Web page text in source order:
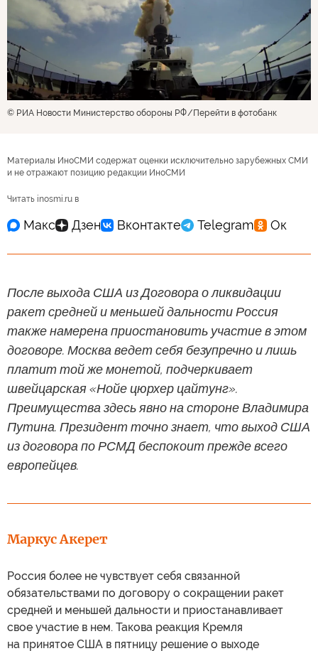
© РИА Новости Министерство обороны РФ Перейти в фотобанк
Материалы ИноСМИ содержат оценки исключительно зарубежных СМИ
и не отражают позицию редакции ИноСМИ
Читать inosmi.ru в
После выхода США из Договора о ликвидации
ракет средней и меньшей дальности Россия
также намерена приостановить участие в этом
договоре. Москва ведет себя безупречно и лишь
платит той же монетой, подчеркивает
швейцарская «Нойе цюрхер цайтунг».
Преимущества здесь явно на стороне Владимира
Путина. Президент точно знает, что выход США
из договора по РСМД беспокоит прежде всего
европейцев.
Маркус Акерет
Россия более не чувствует себя связанной
обязательствами по договору о сокращении ракет
средней и меньшей дальности и приостанавливает
свое участие в нем. Такова реакция Кремля
на принятое США в пятницу решение о выходе